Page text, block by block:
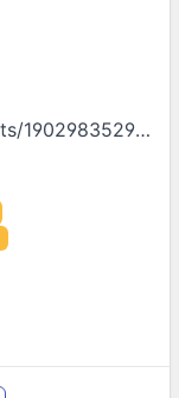
https://www.facebook.com/events/1902983529930133